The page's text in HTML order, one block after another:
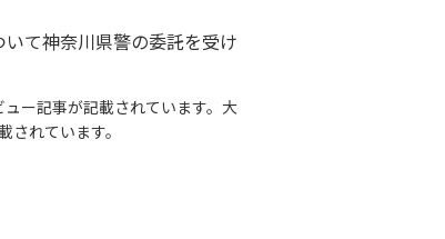
て神奈川県警の委託を受け
ー記事が記載されています。大
れています。